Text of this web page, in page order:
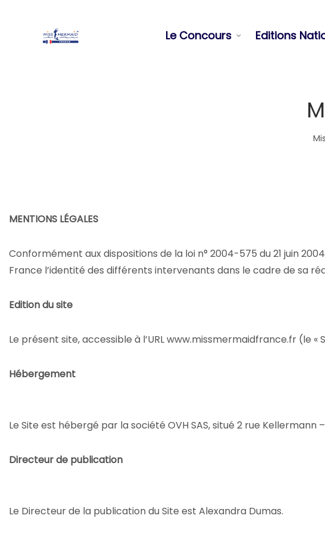
Le Concours Editions
MENTIONS LÉGALES
Conformément aux dispositions de la loi n° 2004-575 du 21 juin
France l’identité des différents intervenants dans le cadre de sa
Edition du site
Le présent site, accessible à l’URL www.missmermaidfrance.fr (le «
Hébergement
Le Site est hébergé par la société OVH SAS, situé 2 rue Kellermann
Directeur de publication
Le Directeur de la publication du Site est Alexandra Dumas.